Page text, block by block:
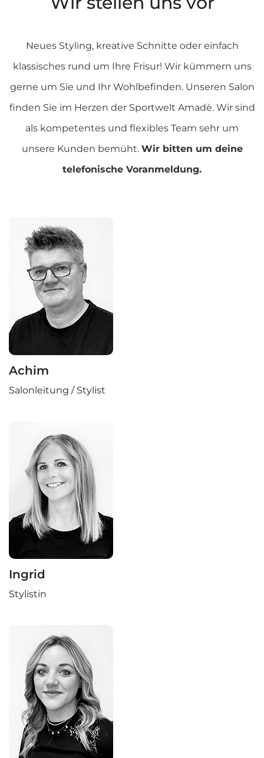
Neues Styling, kreative Schnitte oder einfach
klassisches rund um Ihre Frisur! Wir kümmern uns
gerne um Sie und Ihr Wohlbefinden. Unseren Salon
finden Sie im Herzen der Sportwelt Amadè. Wir sind
als kompetentes und flexibles Team sehr um
unsere Kunden bemüht. Wir bitten um deine
telefonische Voranmeldung.
Achim
Salonleitung / Stylist
Ingrid
Stylistin